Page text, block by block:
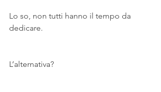
Lo so, non tutti hanno il tempo da
dedicare.
L’alternativa?